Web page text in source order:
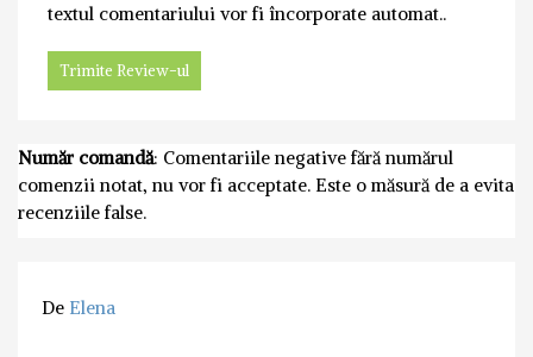
textul comentariului vor fi încorporate automat..
Număr comandă: Comentariile negative fără numărul
comenzii notat, nu vor fi acceptate. Este o măsură de a evita
recenziile false.
De Elena